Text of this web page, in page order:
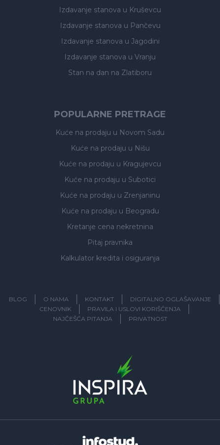
Izdavanje stanova u Kruševcu
Izdavanje stanova u Pančevu
Izdavanje stanova u Jagodini
Izdavanje stanova u Vranju
Stan na dan na Zlatiboru
POPULARNE PRETRAGE
Kuće na prodaju u Novom Sadu
Kuće na prodaju u Nišu
Kuće na prodaju u Kragujevcu
Kuće na prodaju u Subotici
Kuće na prodaju u Zrenjaninu
Kuće na prodaju u Beogradu
Kretanje cena nekretnina
Pitaj pravnika
Kalkulator kredita i osiguranja
BLOG O NAMA KONTAKT
DIGITALNO OGLAŠAVANJE
CENOVNIK
PRAVILA I USLOVI KORIŠĆENJA
NAJČEŠĆA PITANJA
PRIVATNOST